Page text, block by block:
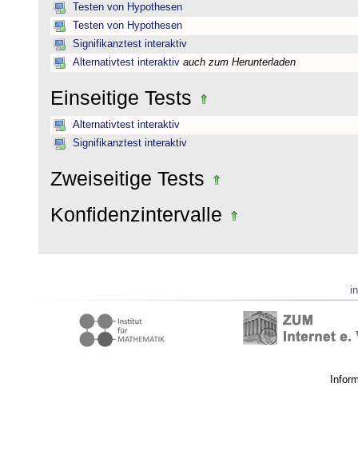
Testen von Hypothesen
Testen von Hypothesen
Signifikanztest interaktiv
Alternativtest interaktiv auch zum Herunterladen
Einseitige Tests
Alternativtest interaktiv
Signifikanztest interaktiv
Zweiseitige Tests
Konfidenzintervalle